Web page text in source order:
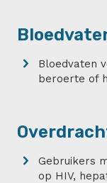
Bloedvaten
beroerte of
Gebruikers
op HIV,